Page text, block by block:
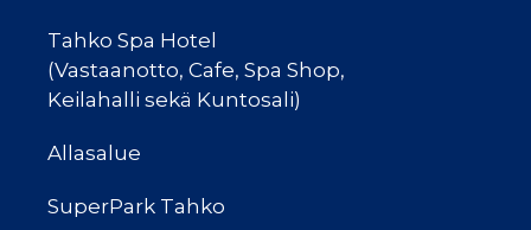
Tahko Spa Hotel
(Vastaanotto, Cafe, Spa Shop,
Keilahalli sekä Kuntosali)
Allasalue
SuperPark Tahko